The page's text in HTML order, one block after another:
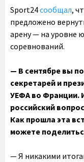
Sport24сообщал,
предложено
арену — на уровне
соревнований.
— В сентябре вы
секретарей и
УЕФА во Франции.
российский
Как прошла эта
можете
— Я никакими